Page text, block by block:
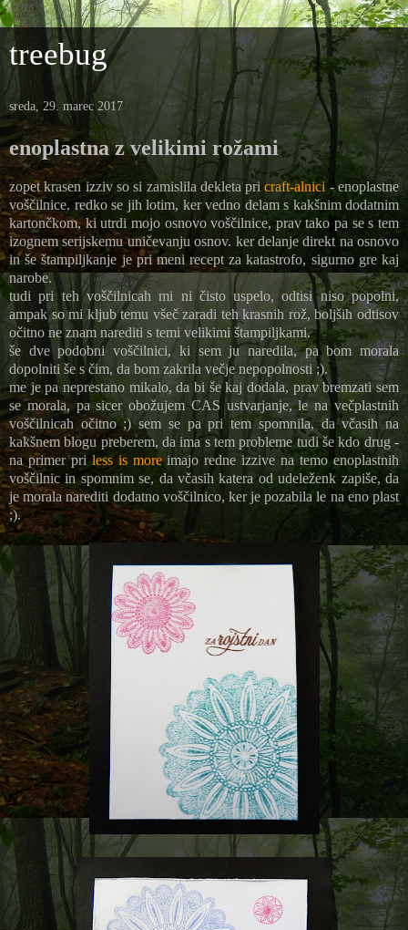
treebug
sreda, 29. marec 2017
enoplastna z velikimi rožami
zopet krasen izziv so si zamislila dekleta pricraft-alnici - enoplastne
voščilnice. redko se jih lotim, ker vedno delam s kakšnim dodatnim
kartončkom, ki utrdi mojo osnovo voščilnice, prav tako pa se s tem
izognem serijskemu uničevanju osnov. ker delanje direkt na osnovo
in še štampiljkanje je pri meni recept za katastrofo, sigurno gre kaj
narobe.
tudi pri teh voščilnicah mi ni čisto uspelo, odtisi niso popolni,
ampak so mi kljub temu všeč zaradi teh krasnih rož, boljših odtisov
očitno ne znam narediti s temi velikimi štampiljkami.
še dve podobni voščilnici, ki sem ju naredila, pa bom morala
dopolniti še s čim, da bom zakrila večje nepopolnosti ;).
me je pa neprestano mikalo, da bi še kaj dodala, prav bremzati sem
se morala, pa sicer obožujem CAS ustvarjanje, le na večplastnih
voščilnicah očitno ;) sem se pa pri tem spomnila, da včasih na
kakšnem blogu preberem, da ima s tem probleme tudi še kdo drug -
na primer priless is moreimajo redne izzive na temo enoplastnih
voščilnic in spomnim se, da včasih katera od udeleženk zapiše, da
je morala narediti dodatno voščilnico, ker je pozabila le na eno plast
;).